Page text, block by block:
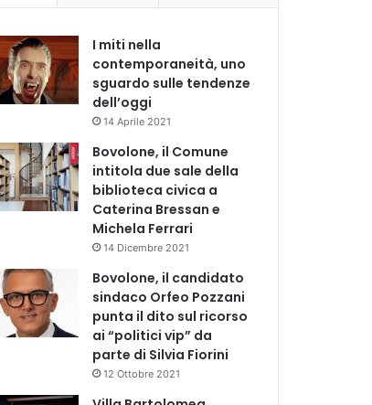
I miti nella
contemporaneità, uno
sguardo sulle tendenze
dell’oggi
14 Aprile 2021
Bovolone, il Comune
intitola due sale della
biblioteca civica a
Caterina Bressan e
Michela Ferrari
14 Dicembre 2021
Bovolone, il candidato
sindaco Orfeo Pozzani
punta il dito sul ricorso
ai “politici vip” da
parte di Silvia Fiorini
12 Ottobre 2021